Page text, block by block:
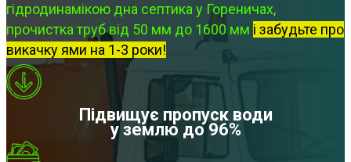
гідродинамікою дна септика у Гореничах,
прочистка труб від 50 мм до 1600 мм і забудьте про
викачку ями на 1-3 роки!
Підвищує пропуск води
у землю до 96%